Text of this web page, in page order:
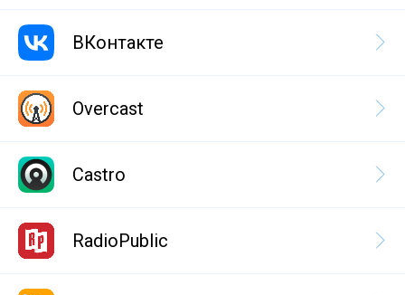
ВКонтакте
Overcast
Castro
RadioPublic